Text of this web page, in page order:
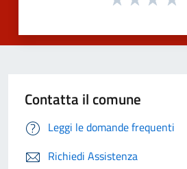
Contatta il comune
Leggi le domande frequenti
Richiedi Assistenza